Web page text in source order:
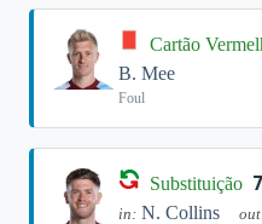
Cartão
B. Mee
Foul
Substituição
in: N. Collins